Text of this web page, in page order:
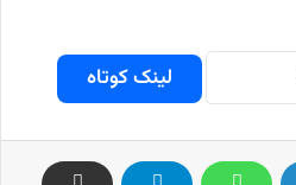
لینک کوتاه